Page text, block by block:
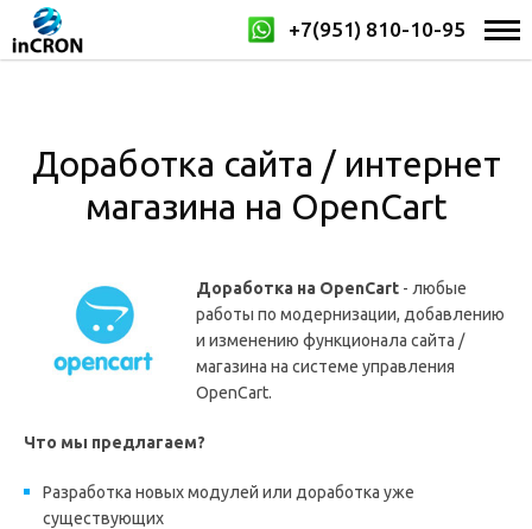
+7(951) 810-10-95
Доработка сайта / интернет
магазина на OpenCart
Доработка на OpenCart - любые
работы по модернизации, добавлению
и изменению функционала сайта /
магазина на системе управления
OpenCart.
Что мы предлагаем?
Разработка новых модулей или доработка уже
существующих